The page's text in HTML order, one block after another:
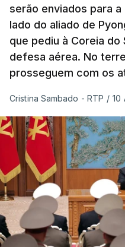
serão enviados para
lado do aliado de
que pediu à Coreia do
defesa aérea. No
prosseguem com os
Cristina Sambado - RTP / 10